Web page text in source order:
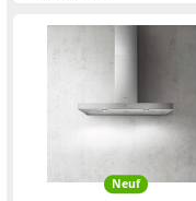
Neuf